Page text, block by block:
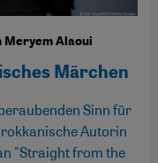
Meryem Alaoui
Märchen
Sinn für
Autorin
"Straight from the